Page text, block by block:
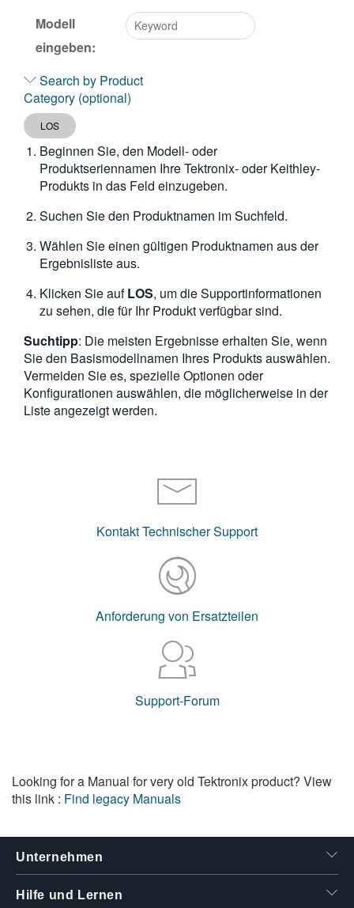
Modell
eingeben:
or
more
results.
Search by Product
Category (optional)
LOS
Beginnen Sie, den Modell- oder
Produktseriennamen Ihre Tektronix- oder Keithley-
Produkts in das Feld einzugeben.
Suchen Sie den Produktnamen im Suchfeld.
Wählen Sie einen gültigen Produktnamen aus der
Ergebnisliste aus.
Klicken Sie aufLOS, um die Supportinformationen
zu sehen, die für Ihr Produkt verfügbar sind.
Suchtipp: Die meisten Ergebnisse erhalten Sie, wenn
Sie den Basismodellnamen Ihres Produkts auswählen.
Vermeiden Sie es, spezielle Optionen oder
Konfigurationen auswählen, die möglicherweise in der
Liste angezeigt werden.
Kontakt Technischer Support
Anforderung von Ersatzteilen
Support-Forum
Looking for a Manual for very old Tektronix product? View
this link : Find legacy Manuals
Unternehmen
Hilfe und Lernen